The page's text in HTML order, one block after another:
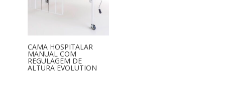
CAMA HOSPITALAR
MANUAL COM
REGULAGEM DE
ALTURA EVOLUTION